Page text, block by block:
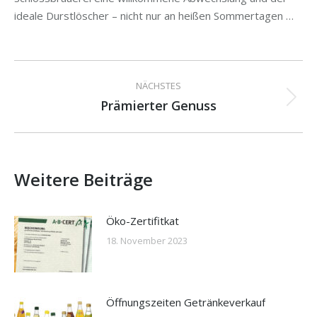
ideale Durstlöscher – nicht nur an heißen Sommertagen …
Kommentarnavigation
NÄCHSTES
Nächster
Prämierter Genuss
Weitere Beiträge
Öko-Zertifitkat
18. November 2023
Öffnungszeiten Getränkeverkauf